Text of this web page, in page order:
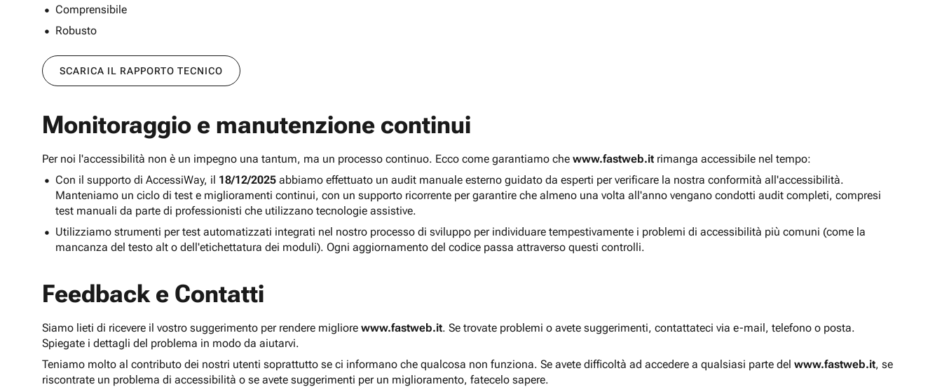
Comprensibile
Robusto
SCARICA IL RAPPORTO TECNICO
Monitoraggio e manutenzione continui
Per noi l'accessibilità non è un impegno una tantum, ma un processo continuo. Ecco come garantiamo che www.fastweb.it rimanga accessibile nel tempo:
Con il supporto di AccessiWay, il 18/12/2025 abbiamo effettuato un audit manuale esterno guidato da esperti per verificare la nostra conformità all'accessibilità.
Manteniamo un ciclo di test e miglioramenti continui, con un supporto ricorrente per garantire che almeno una volta all'anno vengano condotti audit completi, compresi
test manuali da parte di professionisti che utilizzano tecnologie assistive.
Utilizziamo strumenti per test automatizzati integrati nel nostro processo di sviluppo per individuare tempestivamente i problemi di accessibilità più comuni (come la
mancanza del testo alt o dell'etichettatura dei moduli). Ogni aggiornamento del codice passa attraverso questi controlli.
Feedback e Contatti
Siamo lieti di ricevere il vostro suggerimento per rendere migliore www.fastweb.it. Se trovate problemi o avete suggerimenti, contattateci via e-mail, telefono o posta.
Spiegate i dettagli del problema in modo da aiutarvi.
Teniamo molto al contributo dei nostri utenti soprattutto se ci informano che qualcosa non funziona. Se avete difficoltà ad accedere a qualsiasi parte del www.fastweb.it, se
riscontrate un problema di accessibilità o se avete suggerimenti per un miglioramento, fatecelo sapere.